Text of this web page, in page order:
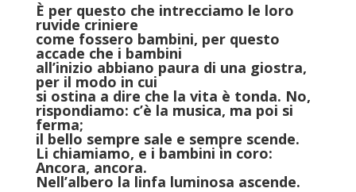
È per questo che intrecciamo le loro
ruvide criniere
come fossero bambini, per questo
accade che i bambini
all’inizio abbiano paura di una giostra,
per il modo in cui
si ostina a dire che la vita è tonda. No,
rispondiamo: c’è la musica, ma poi si
ferma;
il bello sempre sale e sempre scende.
Li chiamiamo, e i bambini in coro:
Ancora, ancora.
Nell’albero la linfa luminosa ascende.